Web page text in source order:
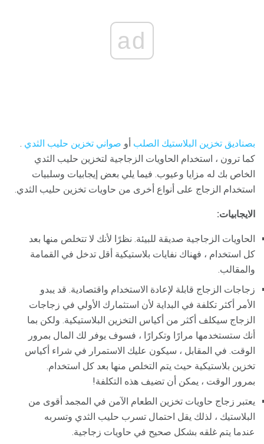
ad
بصناديق تخزين البلاستيك الصلب أو صواني تخزين حليب الثدي .
كما ترون ، استخدام الحاويات الزجاجية لتخزين حليب الثدي
الخاص بك له مزايا وعيوب. فيما يلي بعض إيجابيات وسلبيات
استخدام الزجاج على أنواع أخرى من حاويات تخزين حليب الثدي.
الايجابيات:
الحاويات الزجاجية صديقة للبيئة. نظرًا لأنك لا تتخلص منها بعد
كل استخدام ، فهناك نفايات بلاستيكية أقل تدخل في القمامة
والمقالب.
زجاجات الزجاج قابلة لإعادة الاستخدام واقتصادية. قد يبدو
الأمر أكثر تكلفة في البداية لأن استثمارك الأولي في زجاجات
الزجاج سيكلف أكثر من أكياس التخزين البلاستيكية. ولكن بما
أنك ستستخدمها مرارًا وتكرارًا ، فسوف يوفر لك المال بمرور
الوقت. في المقابل ، سيكون عليك الاستمرار في شراء أكياس
تخزين بلاستيكية حيث يتم التخلص منها بعد كل استخدام.
بمرور الوقت ، يمكن أن تضيف هذه التكلفة!
يعتبر زجاج حاويات تخزين الطعام الآمن في المجمد أقوى من
البلاستيك ، لذلك يقل احتمال تسرب حليب الثدي وتسربه
عندما يتم غلقه بشكل صحيح في حاويات زجاجية.